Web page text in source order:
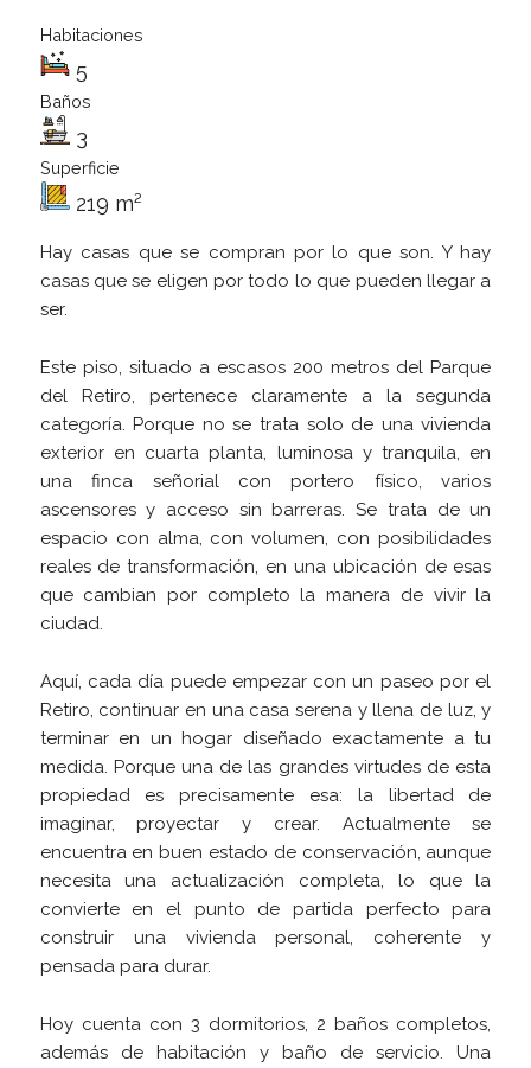
Habitaciones
5
Baños
3
Superficie
219 m²
Hay casas que se compran por lo que son. Y hay
casas que se eligen por todo lo que pueden llegar a
ser.
Este piso, situado a escasos 200 metros del Parque
del Retiro, pertenece claramente a la segunda
categoría. Porque no se trata solo de una vivienda
exterior en cuarta planta, luminosa y tranquila, en
una finca señorial con portero físico, varios
ascensores y acceso sin barreras. Se trata de un
espacio con alma, con volumen, con posibilidades
reales de transformación, en una ubicación de esas
que cambian por completo la manera de vivir la
ciudad.
Aquí, cada día puede empezar con un paseo por el
Retiro, continuar en una casa serena y llena de luz, y
terminar en un hogar diseñado exactamente a tu
medida. Porque una de las grandes virtudes de esta
propiedad es precisamente esa: la libertad de
imaginar, proyectar y crear. Actualmente se
encuentra en buen estado de conservación, aunque
necesita una actualización completa, lo que la
convierte en el punto de partida perfecto para
construir una vivienda personal, coherente y
pensada para durar.
Hoy cuenta con 3 dormitorios, 2 baños completos,
además de habitación y baño de servicio. Una